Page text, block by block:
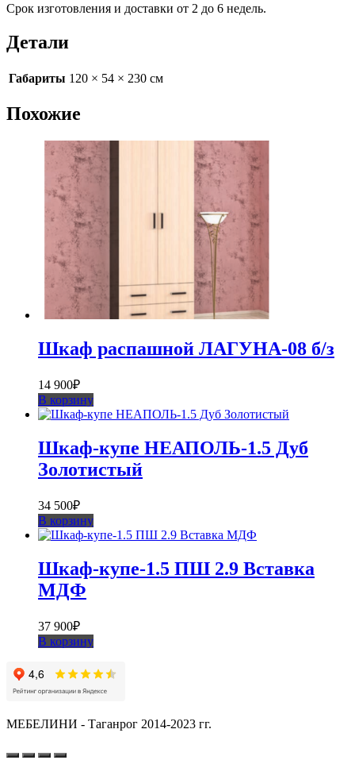
Срок изготовления и доставки от 2 до 6 недель.
Детали
Габариты 120 × 54 × 230 см
Похожие
Шкаф распашной ЛАГУНА-08 б/з
14 900₽
В корзину
Шкаф-купе НЕАПОЛЬ-1.5 Дуб
Золотистый
34 500₽
В корзину
Шкаф-купе-1.5 ПШ 2.9 Вставка
МДФ
37 900₽
В корзину
МЕБЕЛИНИ - Таганрог 2014-2023 гг.